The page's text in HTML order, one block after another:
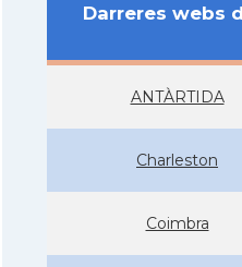
Darreres webs
ANTÀRTIDA
Charleston
Coimbra